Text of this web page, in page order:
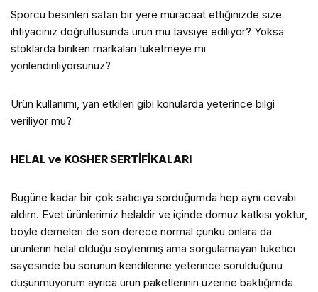
Sporcu besinleri satan bir yere müracaat ettiğinizde size
ihtiyacınız doğrultusunda ürün mü tavsiye ediliyor? Yoksa
stoklarda biriken markaları tüketmeye mi
yönlendiriliyorsunuz?
Ürün kullanımı, yan etkileri gibi konularda yeterince bilgi
veriliyor mu?
HELAL ve KOSHER SERTİFİKALARI
Bugüne kadar bir çok satıcıya sorduğumda hep aynı cevabı
aldım. Evet ürünlerimiz helaldir ve içinde domuz katkısı yoktur,
böyle demeleri de son derece normal çünkü onlara da
ürünlerin helal olduğu söylenmiş ama sorgulamayan tüketici
sayesinde bu sorunun kendilerine yeterince sorulduğunu
düşünmüyorum ayrıca ürün paketlerinin üzerine baktığımda